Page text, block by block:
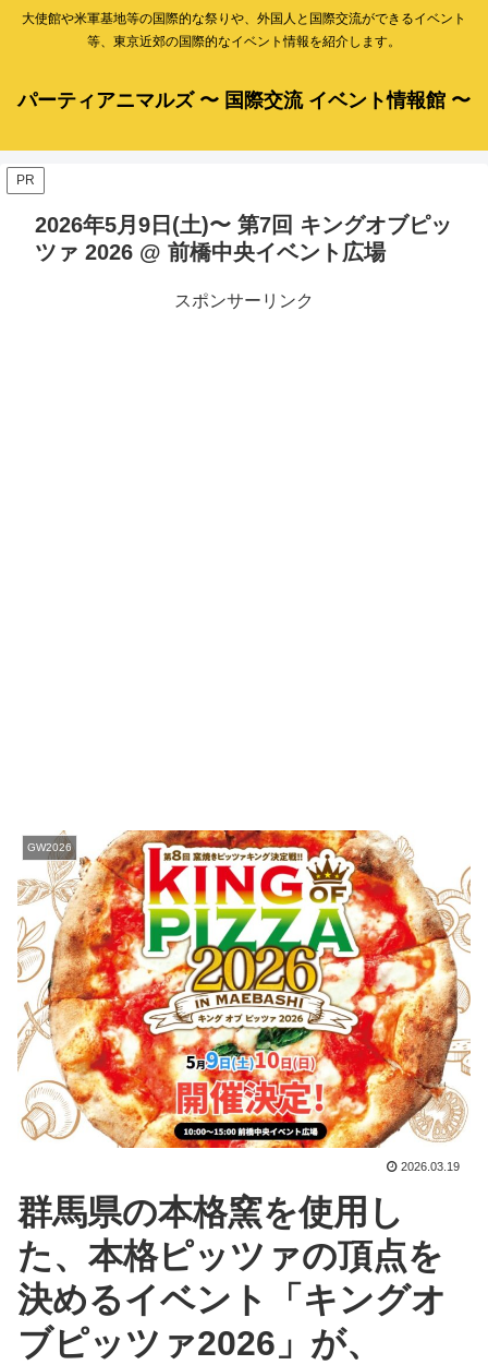
大使館や米軍基地等の国際的な祭りや、外国人と国際交流ができるイベント
等、東京近郊の国際的なイベント情報を紹介します。
パーティアニマルズ 〜 国際交流 イベント情報館 〜
PR
2026年5月9日(土)〜 第7回 キングオブピッ
ツァ 2026 @ 前橋中央イベント広場
スポンサーリンク
GW2026
2026.03.19
群馬県の本格窯を使用し
た、本格ピッツァの頂点を
決めるイベント「キングオ
ブピッツァ2026」が、